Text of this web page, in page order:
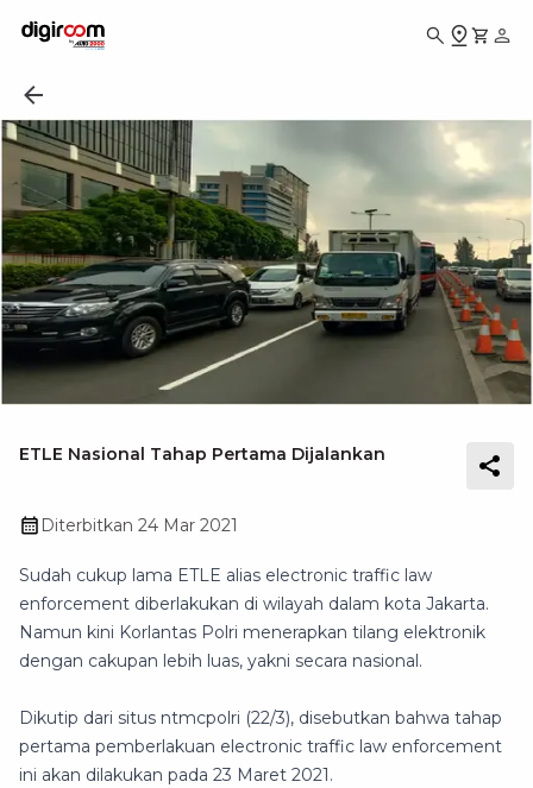
ETLE Nasional Tahap Pertama Dijalankan
Diterbitkan 24 Mar 2021
Sudah cukup lama ETLE alias electronic traffic law
enforcement diberlakukan di wilayah dalam kota Jakarta.
Namun kini Korlantas Polri menerapkan tilang elektronik
dengan cakupan lebih luas, yakni secara nasional.
Dikutip dari situs ntmcpolri (22/3), disebutkan bahwa tahap
pertama pemberlakuan electronic traffic law enforcement
ini akan dilakukan pada 23 Maret 2021.